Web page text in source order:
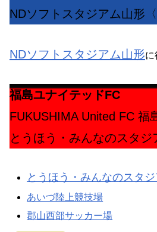
NDソフトスタジアム山形〈
NDソフトスタジアム山形に
福島ユナイテッドFC
FUKUSHIMA United FC 福
とうほう・みんなのスタジ
とうほう・みんなのスタ
あいづ陸上競技場
郡山西部サッカー場